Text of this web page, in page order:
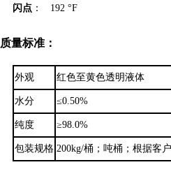
闪点 ： 192 °F
量标准：
外观 红色至黄色透明液体
水分 ≤0.50%
纯度 ≥98.0%
包装规格 200kg/桶；吨桶；根据客